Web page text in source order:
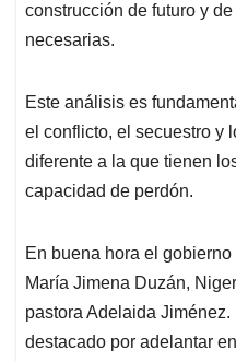
construcción de futuro y
necesarias.
Este análisis es
el conflicto, el secuestro y
diferente a la que tienen
capacidad de perdón.
En buena hora el
María Jimena Duzán,
pastora Adelaida
destacado por adelantar